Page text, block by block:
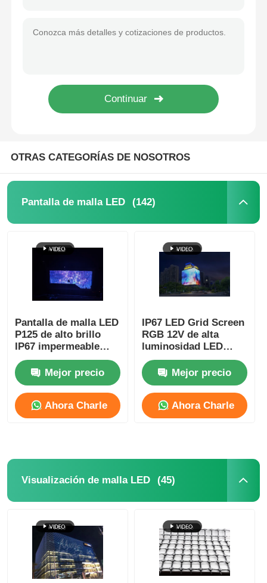
Visualización de malla LED
Display LED transparente
Pantalla de LED holográfica
pantalla de visualización transparente
OTRAS CATEGORÍAS DE NOSOTROS
Pantalla de malla LED (142)
Pantalla de malla LED
P125 de alto brillo
IP67 impermeable
para publicidad de
fachada exterior
Mejor precio
Ahora Charle
IP67 LED Grid Screen
RGB 12V de alta
luminosidad LED
Screen Mesh para la
decoración de
edificios
Mejor precio
Ahora Charle
Visualización de malla LED (45)